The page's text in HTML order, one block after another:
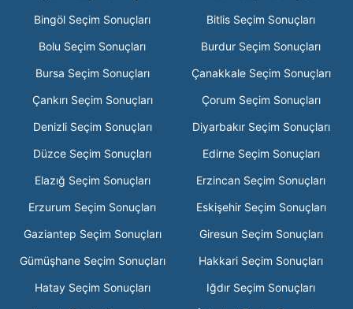
Bingöl Seçim Sonuçları
Bitlis Seçim Sonuçları
Bolu Seçim Sonuçları
Burdur Seçim Sonuçları
Bursa Seçim Sonuçları
Çanakkale Seçim Sonuçları
Çankırı Seçim Sonuçları
Çorum Seçim Sonuçları
Denizli Seçim Sonuçları
Diyarbakır Seçim Sonuçları
Düzce Seçim Sonuçları
Edirne Seçim Sonuçları
Elazığ Seçim Sonuçları
Erzincan Seçim Sonuçları
Erzurum Seçim Sonuçları
Eskişehir Seçim Sonuçları
Gaziantep Seçim Sonuçları
Giresun Seçim Sonuçları
Gümüşhane Seçim Sonuçları
Hakkari Seçim Sonuçları
Hatay Seçim Sonuçları
Iğdır Seçim Sonuçları